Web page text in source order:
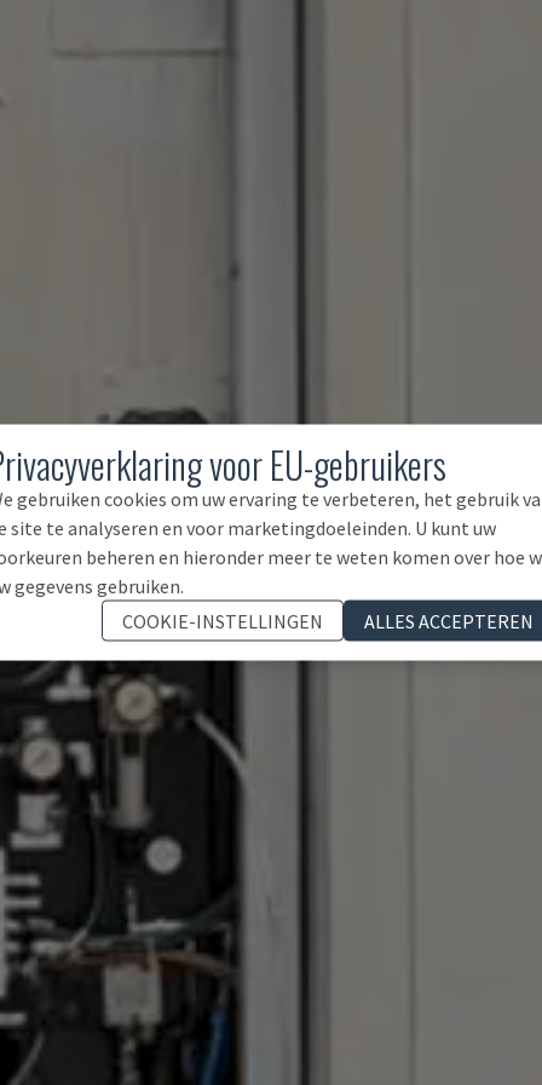
voor EU-gebruikers
gebruiken cookies om uw ervaring te verbeteren, het gebruik
site te analyseren en voor marketingdoeleinden. U kunt uw
beheren en hieronder meer te weten komen over hoe
gegevens gebruiken.
COOKIE-INSTELLINGEN
ALLES ACCEPTEREN